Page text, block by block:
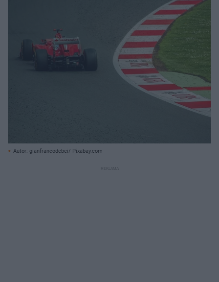
Autor: gianfrancodebei/ Pixabay.com